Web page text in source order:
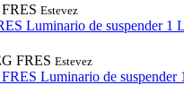
Estevez
Luminario de suspender 1
FRES Estevez
FRES Luminario de